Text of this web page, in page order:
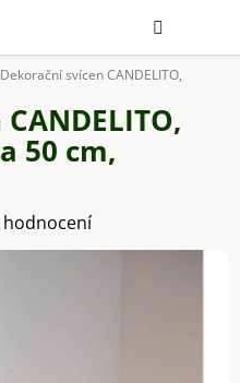
Dekorační svícen CANDELITO,
50 cm,